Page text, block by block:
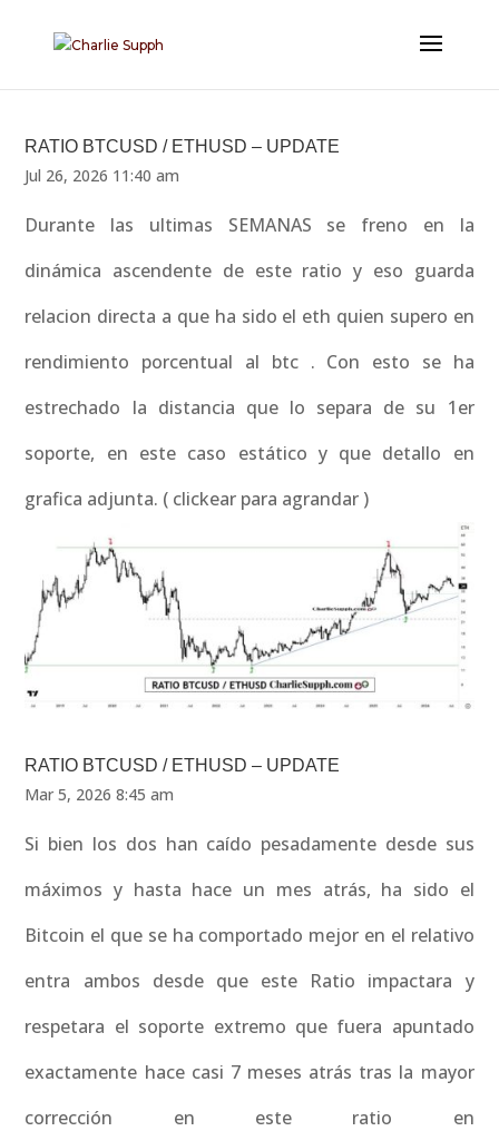
RATIO BTCUSD / ETHUSD – UPDATE
Jul 26, 2026 11:40 am
Durante las ultimas SEMANAS se freno en la
dinámica ascendente de este ratio y eso guarda
relacion directa a que ha sido el eth quien supero en
rendimiento porcentual al btc . Con esto se ha
estrechado la distancia que lo separa de su 1er
soporte, en este caso estático y que detallo en
grafica adjunta. ( clickear para agrandar )
RATIO BTCUSD / ETHUSD – UPDATE
Mar 5, 2026 8:45 am
Si bien los dos han caído pesadamente desde sus
máximos y hasta hace un mes atrás, ha sido el
Bitcoin el que se ha comportado mejor en el relativo
entra ambos desde que este Ratio impactara y
respetara el soporte extremo que fuera apuntado
exactamente hace casi 7 meses atrás tras la mayor
corrección en este ratio en